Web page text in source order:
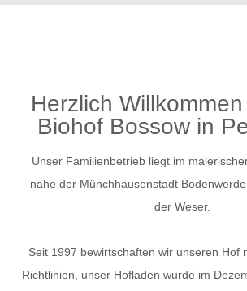
Direktvermarktung
DIE TIERHALTUNG
DIE LANDWIRTSCHAFT
...
Herzlich
Biohof Bossow in
Unser Familienbetrieb liegt im
nahe der Münchhausenstadt
der Weser.
Seit 1997 bewirtschaften wir unseren Hof
Richtlinien, unser Hofladen wurde im